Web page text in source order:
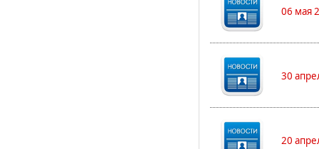
06 мая
30
20